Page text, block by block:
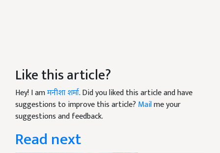
Like this article?
Hey! I amमनीशा शर्मा. Did you liked this article and have
suggestions to improve this article? Mailme your
suggestions and feedback.
Read next